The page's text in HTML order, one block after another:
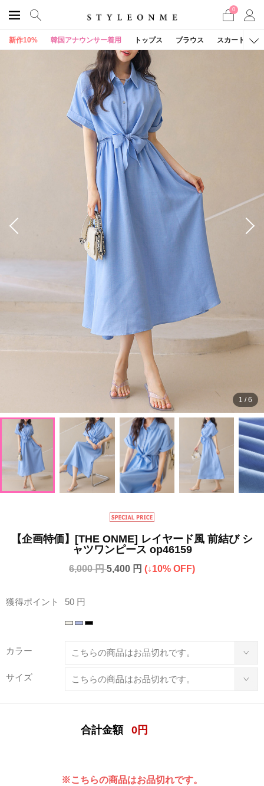
0
新作10% 韓国アナウンサー着用 トップス ブラウス スカート
1 /6
【企画特価】[THE ONME] レイヤード風 前結び シ
ャツワンピース op46159
6,000 円5,400 円 (↓10% OFF)
獲得ポイント 50 円
カラー
サイズ
合計金額 0 円
※こちらの商品はお品切れです。